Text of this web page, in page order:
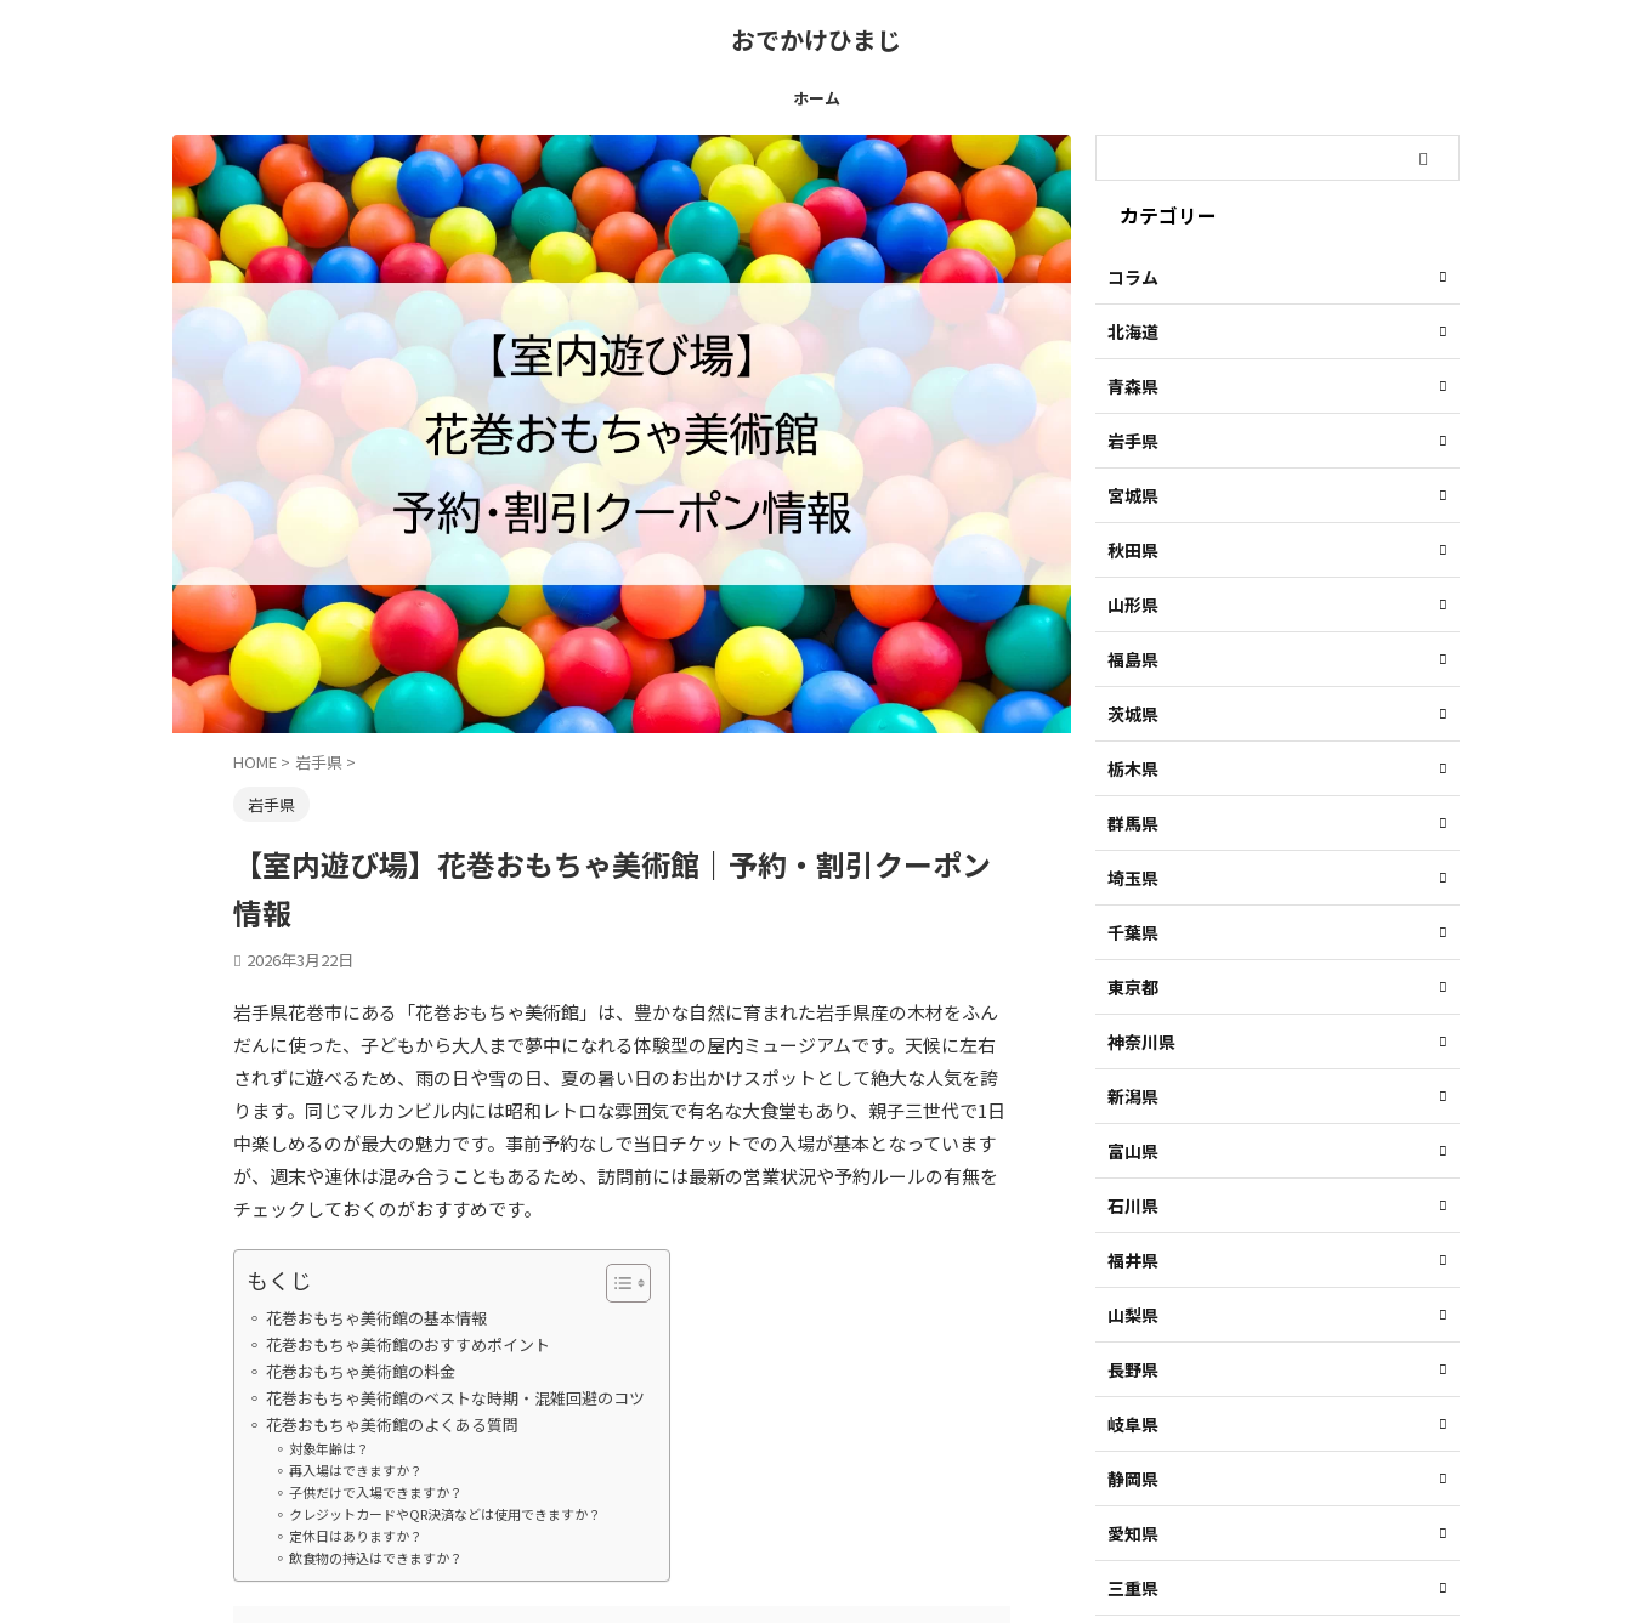
おでかけひまじ
ホーム
HOME > 岩手県 >
岩手県
【室内遊び場】花巻おもちゃ美術館｜予約・割引クーポン
情報
2026年3月22日
岩手県花巻市にある「花巻おもちゃ美術館」は、豊かな自然に育まれた岩手県産の木材をふん
だんに使った、子どもから大人まで夢中になれる体験型の屋内ミュージアムです。天候に左右
されずに遊べるため、雨の日や雪の日、夏の暑い日のお出かけスポットとして絶大な人気を誇
ります。同じマルカンビル内には昭和レトロな雰囲気で有名な大食堂もあり、親子三世代で1日
中楽しめるのが最大の魅力です。事前予約なしで当日チケットでの入場が基本となっています
が、週末や連休は混み合うこともあるため、訪問前には最新の営業状況や予約ルールの有無を
チェックしておくのがおすすめです。
もくじ
花巻おもちゃ美術館の基本情報
花巻おもちゃ美術館のおすすめポイント
花巻おもちゃ美術館の料金
花巻おもちゃ美術館のベストな時期・混雑回避のコツ
花巻おもちゃ美術館のよくある質問
対象年齢は？
再入場はできますか？
子供だけで入場できますか？
クレジットカードやQR決済などは使用できますか？
定休日はありますか？
飲食物の持込はできますか？
カテゴリー
コラム
北海道
青森県
岩手県
宮城県
秋田県
山形県
福島県
茨城県
栃木県
群馬県
埼玉県
千葉県
東京都
神奈川県
新潟県
富山県
石川県
福井県
山梨県
長野県
岐阜県
静岡県
愛知県
三重県